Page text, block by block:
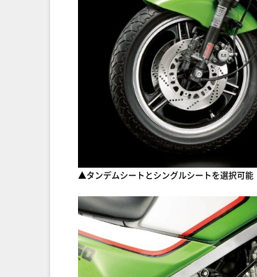
▲タンデムシートとシングルシートを選択可能